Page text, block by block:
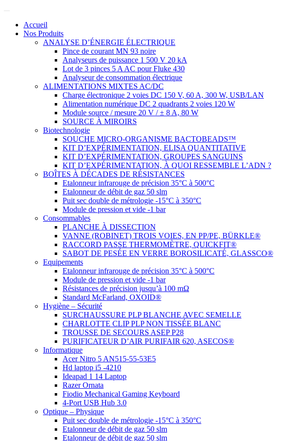
Accueil
Nos Produits
ANALYSE D’ÉNERGIE ÉLECTRIQUE
Pince de courant MN 93 noire
Analyseurs de puissance 1 500 V 20 kA
Lot de 3 pinces 5 A AC pour Fluke 430
Analyseur de consommation électrique
ALIMENTATIONS MIXTES AC/DC
Charge électronique 2 voies DC 150 V, 60 A, 300 W, USB/LAN
Alimentation numérique DC 2 quadrants 2 voies 120 W
Module source / mesure 20 V / ± 8 A, 80 W
SOURCE À MIROIRS
Biotechnologie
SOUCHE MICRO-ORGANISME BACTOBEADS™
KIT D’EXPÉRIMENTATION, ELISA QUANTITATIVE
KIT D’EXPÉRIMENTATION, GROUPES SANGUINS
KIT D’EXPÉRIMENTATION, À QUOI RESSEMBLE L’ADN ?
BOÎTES À DÉCADES DE RÉSISTANCES
Etalonneur infrarouge de précision 35°C à 500°C
Etalonneur de débit de gaz 50 slm
Puit sec double de métrologie -15°C à 350°C
Module de pression et vide -1 bar
Consommables
PLANCHE À DISSECTION
VANNE (ROBINET) TROIS VOIES, EN PP/PE, BÜRKLE®
RACCORD PASSE THERMOMÈTRE, QUICKFIT®
SABOT DE PESÉE EN VERRE BOROSILICATÉ, GLASSCO®
Equipements
Etalonneur infrarouge de précision 35°C à 500°C
Module de pression et vide -1 bar
Résistances de précision jusqu’à 100 mΩ
Standard McFarland, OXOID®
Hygiène – Sécurité
SURCHAUSSURE PLP BLANCHE AVEC SEMELLE
CHARLOTTE CLIP PLP NON TISSÉE BLANC
TROUSSE DE SECOURS ASEP P28
PURIFICATEUR D’AIR PURIFAIR 620, ASECOS®
Informatique
Acer Nitro 5 AN515-55-53E5
Hd laptop i5 -4210
Ideapad 1 14 Laptop
Razer Ornata
Fiodio Mechanical Gaming Keyboard
4-Port USB Hub 3.0
Optique – Physique
Puit sec double de métrologie -15°C à 350°C
Etalonneur de débit de gaz 50 slm
Etalonneur de débit de gaz 50 slm